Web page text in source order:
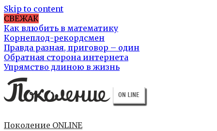
Skip to content
СВЕЖАК
Как влюбить в математику
Корнеплод-рекордсмен
Правда разная, приговор – один
Обратная сторона интернета
Упрямство длиною в жизнь
Поколение ONLINE